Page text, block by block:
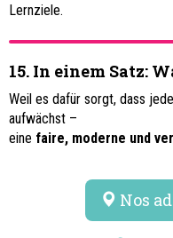
Lernziele.
15. In einem Satz:
Weil es dafür sorgt, dass
aufwächst –
eine faire, moderne und
Nos